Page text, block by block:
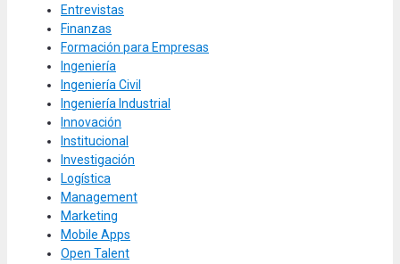
Entrevistas
Finanzas
Formación para Empresas
Ingeniería
Ingeniería Civil
Ingeniería Industrial
Innovación
Institucional
Investigación
Logística
Management
Marketing
Mobile Apps
Open Talent